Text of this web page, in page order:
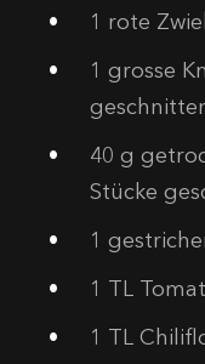
1 rote
1 grosse
40 g
Stücke
1
1 TL
1 TL